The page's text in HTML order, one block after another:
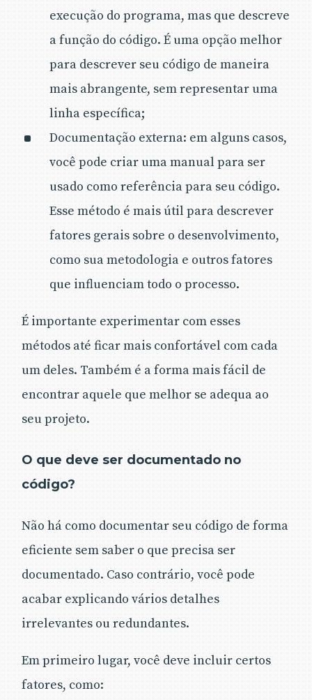
execução do programa, mas que descreve
a função do código. É uma opção melhor
para descrever seu código de maneira
mais abrangente, sem representar uma
linha específica;
Documentação externa: em alguns casos,
você pode criar uma manual para ser
usado como referência para seu código.
Esse método é mais útil para descrever
fatores gerais sobre o desenvolvimento,
como sua metodologia e outros fatores
que influenciam todo o processo.
É importante experimentar com esses
métodos até ficar mais confortável com cada
um deles. Também é a forma mais fácil de
encontrar aquele que melhor se adequa ao
seu projeto.
O que deve ser documentado no
código?
Não há como documentar seu código de forma
eficiente sem saber o que precisa ser
documentado. Caso contrário, você pode
acabar explicando vários detalhes
irrelevantes ou redundantes.
Em primeiro lugar, você deve incluir certos
fatores, como: